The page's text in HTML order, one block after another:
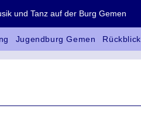
und Tanz auf der Burg Gemen
Jugendburg Gemen Rückblick